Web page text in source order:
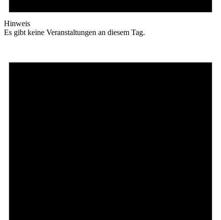
Hinweis
Es gibt keine Veranstaltungen an diesem Tag.